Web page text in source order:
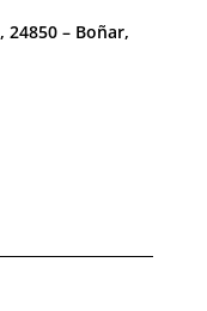
– Boñar,